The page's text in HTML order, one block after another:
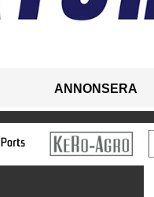
ANNONSERA